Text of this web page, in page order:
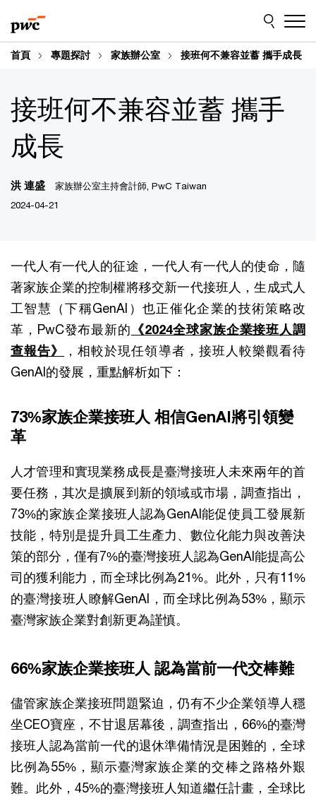
to
content
to
footer
首頁 專題探討 家族辦公室 接班何不兼容並蓄 攜手成長
接班何不兼容並蓄 攜手
成長
洪 連盛
家族辦公室主持會計師, PwC Taiwan
2024-04-21
一代人有一代人的征途，一代人有一代人的使命，隨
著家族企業的控制權將移交新一代接班人，生成式人
工智慧（下稱GenAI）也正催化企業的技術策略改
革，PwC發布最新的 《2024全球家族企業接班人調
查報告》
，相較於現任領導者，接班人較樂觀看待
GenAI的發展，重點解析如下：
73%家族企業接班人 相信GenAI將引領變
革
人才管理和實現業務成長是臺灣接班人未來兩年的首
要任務，其次是擴展到新的領域或市場，調查指出，
73%的家族企業接班人認為GenAI能促使員工發展新
技能，特別是提升員工生產力、數位化能力與改善決
策的部分，僅有7%的臺灣接班人認為GenAI能提高公
司的獲利能力，而全球比例為21%。此外，只有11%
的臺灣接班人瞭解GenAI，而全球比例為53%，顯示
臺灣家族企業對創新更為謹慎。
66%家族企業接班人 認為當前一代交棒難
儘管家族企業接班問題緊迫，仍有不少企業領導人穩
坐CEO寶座，不甘退居幕後，調查指出，66%的臺灣
接班人認為當前一代的退休準備情況是困難的，全球
比例為55%，顯示臺灣家族企業的交棒之路格外艱
難。此外，45%的臺灣接班人知道繼任計畫，全球比